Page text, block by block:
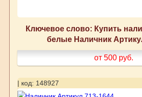
Ключевое слово: Купить
белые Наличник
от 500 руб.
| код: 148927